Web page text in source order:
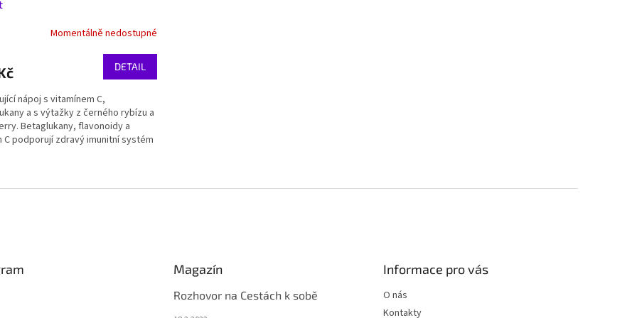
Momentálně nedostupné
DETAIL
nápoj s vitamínem C,
a s výtažky z černého rybízu a
Betaglukany, flavonoidy a
C podporují zdravý imunitní systém
v
r
Magazín
Rozhovor na Cestách k sobě
Informace pro vás
O nás
Kontakty